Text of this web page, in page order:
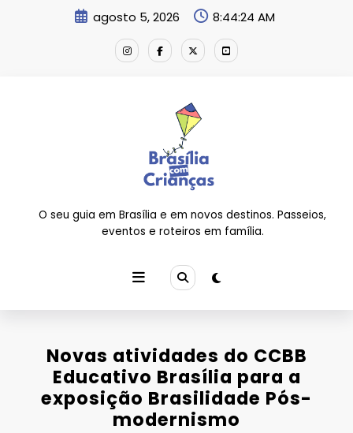
agosto 5, 2026 8:44:24 AM
O seu guia em Brasília e em novos destinos. Passeios,
eventos e roteiros em família.
Novas atividades do CCBB
Educativo Brasília para a
exposição Brasilidade Pós-
modernismo